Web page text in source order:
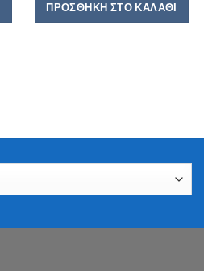
ΠΡΟΣΘΉΚΗ ΣΤΟ ΚΑΛΆΘΙ